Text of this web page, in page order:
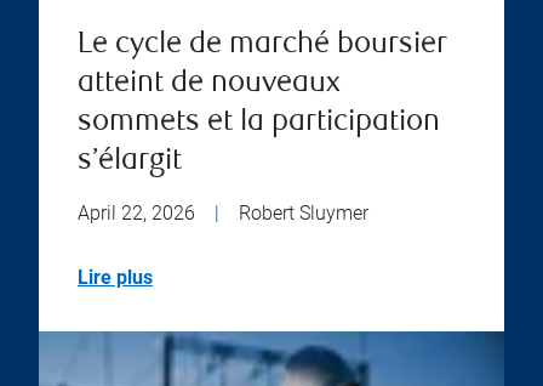
Le cycle de marché boursier
atteint de nouveaux
sommets et la participation
s’élargit
April 22, 2026 | Robert Sluymer
Lire plus